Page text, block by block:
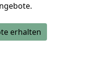
erhalten